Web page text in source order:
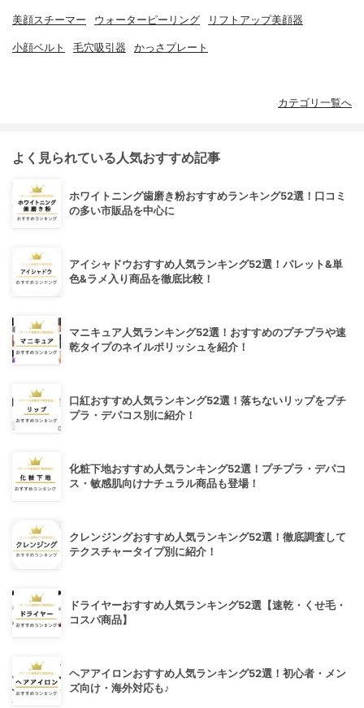
美顔スチーマー ウォーターピーリング リフトアップ美顔器
小顔ベルト 毛穴吸引器 かっさプレート
カテゴリ一覧へ
よく見られている人気おすすめ記事
ホワイトニング歯磨き粉おすすめランキング52選！口コミ
の多い市販品を中心に
アイシャドウおすすめ人気ランキング52選！パレット&単
色&ラメ入り商品を徹底比較！
マニキュア人気ランキング52選！おすすめのプチプラや速
乾タイプのネイルポリッシュを紹介！
口紅おすすめ人気ランキング52選！落ちないリップをプチ
プラ・デパコス別に紹介！
化粧下地おすすめ人気ランキング52選！プチプラ・デパコ
ス・敏感肌向けナチュラル商品も登場！
クレンジングおすすめ人気ランキング52選！徹底調査して
テクスチャータイプ別に紹介！
ドライヤーおすすめ人気ランキング52選【速乾・くせ毛・
コスパ商品】
ヘアアイロンおすすめ人気ランキング52選！初心者・メン
ズ向け・海外対応も♪